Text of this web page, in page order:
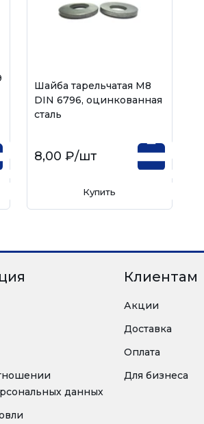
Шайба тарельчатая М8
DIN 6796, оцинкованная
сталь
8,00 ₽/шт
Купить
данных
Клиентам
Акции
Доставка
Оплата
Для бизнеса